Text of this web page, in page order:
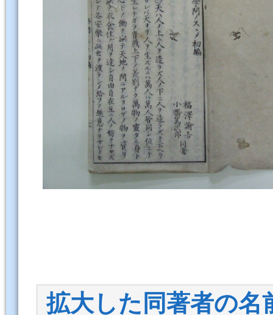
拡大した同著者の名